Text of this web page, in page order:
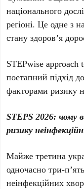
національного
регіоні. Це одне з
стану здоров’я
STEPwise
поетапний підхід
факторами ризику
STEPS 2026:
ризику
Майже третина
одночасно три-
неінфекційних